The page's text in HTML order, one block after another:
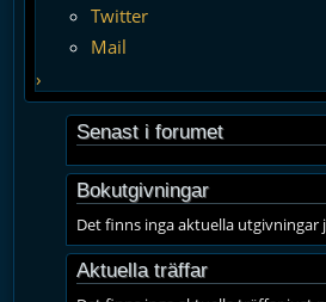
Twitter
Mail
›
Senast i forumet
Bokutgivningar
Det finns inga aktuella utgivningar
Aktuella träffar